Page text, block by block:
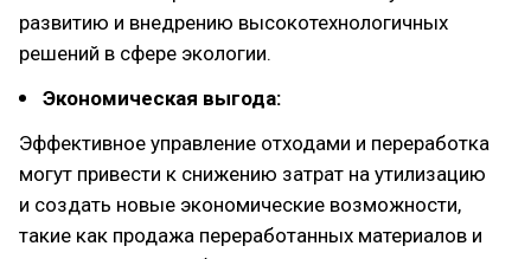
развитию и внедрению высокотехнологичных
решений в сфере экологии.
Экономическая выгода:
Эффективное управление отходами и переработка
могут привести к снижению затрат на утилизацию
и создать новые экономические возможности,
такие как продажа переработанных материалов и